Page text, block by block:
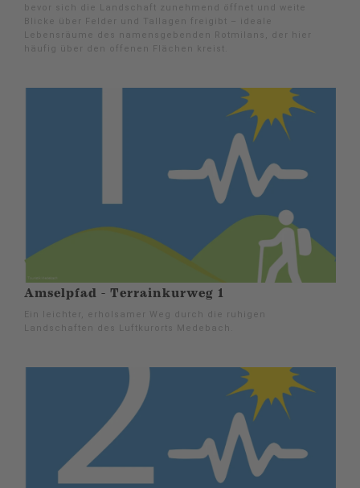
bevor sich die Landschaft zunehmend öffnet und weite
Blicke über Felder und Tallagen freigibt – ideale
Lebensräume des namensgebenden Rotmilans, der hier
häufig über den offenen Flächen kreist.
Amselpfad - Terrainkurweg 1
Ein leichter, erholsamer Weg durch die ruhigen
Landschaften des Luftkurorts Medebach.